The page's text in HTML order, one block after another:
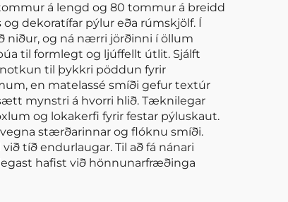
á lengd og 80 tommur á breidd
dekoratífar pýlur eða rúmskjölf. Í
niður, og ná nærri jörðinni í öllum
til formlegt og ljúffellt útlit. Sjálft
til þykkri pöddun fyrir
en matelassé smíði gefur textúr
mynstri á hvorri hlið. Tæknilegar
og lokakerfi fyrir festar pýluskaut.
stærðarinnar og flóknu smíði.
tíð endurlaugar. Til að fá nánari
hafist við hönnunarfræðinga